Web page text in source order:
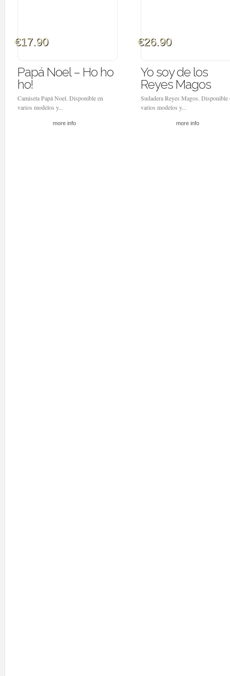
€17.90
Papá Noel – Ho ho
ho!
Camiseta Papá Noel. Disponible en
varios modelos y...
more info
€26.90
Yo soy de los
Reyes Magos
Sudadera Reyes Magos. Disponible
varios modelos y...
more info